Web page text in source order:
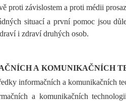
proti závislostem a proti médii
situací a první pomoc jsou
i zdraví druhých osob.
A KOMUNIKAČNÍCH
informačních a komunikačních
a komunikačních